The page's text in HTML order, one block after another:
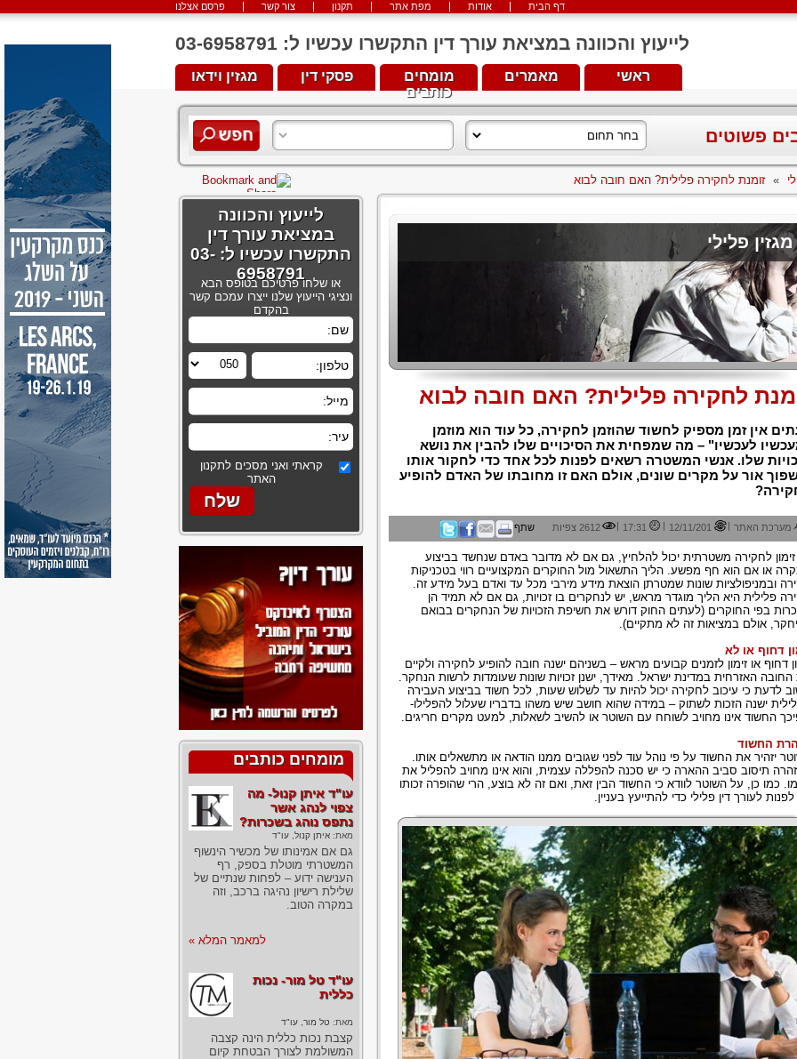
פרסם אצלנו צור קשר תקנון מפת אתר אודות דף הבית
לייעוץ והכוונה במציאת עורך דין התקשרו עכשיו ל: 03-6958791
מגזין וידאו פסקי דין
מומחים
כותבים
מאמרים ראשי
פשוטים
» זומנת לחקירה פלילית? האם חובה לבוא
מגזין פלילי
לחקירה פלילית? האם חובה לבוא
אין זמן מספיק לחשוד שהוזמן לחקירה, כל עוד הוא מוזמן
לעכשיו" – מה שמפחית את הסיכויים שלו להבין את נושא
שלו. אנשי המשטרה רשאים לפנות לכל אחד כדי לחקור אותו
אור על מקרים שונים, אולם האם זו מחובתו של האדם להופיע
מערכת האתר |
12/11/201
|
17:31
| 2612 צפיות שתף
לחקירה משטרתית יכול להלחיץ, גם אם לא מדובר באדם שנחשד בביצוע
או אם הוא חף מפשע. הליך התשאול מול החוקרים המקצועיים רווי בטכניקות
ובמניפולציות שונות שמטרתן הוצאת מידע מירבי מכל עד ואדם בעל מידע זה.
פלילית היא הליך מוגדר מראש, יש לנחקרים בו זכויות, גם אם לא תמיד הן
בפי החוקרים (לעתים החוק דורש את חשיפת הזכויות של הנחקרים בבואם
אולם במציאות זה לא מתקיים).
דחוף או לא
דחוף או זימון לזמנים קבועים מראש – בשניהם ישנה חובה להופיע לחקירה ולקיים
האזרחית במדינת ישראל. מאידך, ישנן זכויות שונות שעומדות לרשות הנחקר.
לדעת כי עיכוב לחקירה יכול להיות עד לשלוש שעות, לכל חשוד בביצוע העבירה
ישנה הזכות לשתוק – במידה שהוא חושב שיש משהו בדבריו שעלול להפלילו-
החשוד אינו מחויב לשוחח עם השוטר או להשיב לשאלות, למעט מקרים חריגים.
החשוד
יזהיר את החשוד על פי נוהל עוד לפני שגובים ממנו הודאה או מתשאלים אותו.
תיסוב סביב ההארה כי יש סכנה להפללה עצמית, והוא אינו מחויב להפליל את
כמו כן, על השוטר לוודא כי החשוד הבין זאת, ואם זה לא בוצע, הרי שהופרה זכותו
לפנות לעורך דין פלילי כדי להתייעץ בעניין.
לייעוץ והכוונה
במציאת עורך דין
התקשרו עכשיו ל: 03-
6958791
או שלחו פרטיכם בטופס הבא
ונציגי הייעוץ שלנו ייצרו עמכם קשר
בהקדם
קראתי ואני מסכים לתקנון
האתר
מומחים כותבים
עו"ד איתן קנול- מה
צפוי לנהג אשר
נתפס נוהג בשכרות?
מאת: איתן קנול, עו"ד
גם אם אמינותו של מכשיר הינשוף
המשטרתי מוטלת בספק, רף
הענישה ידוע – לפחות שנתיים של
שלילת רישיון נהיגה ברכב, וזה
במקרה הטוב.
למאמר המלא »
עו"ד טל מור- נכות
כללית
מאת: טל מור, עו"ד
קצבת נכות כללית הינה קצבה
המשולמת לצורך הבטחת קיום